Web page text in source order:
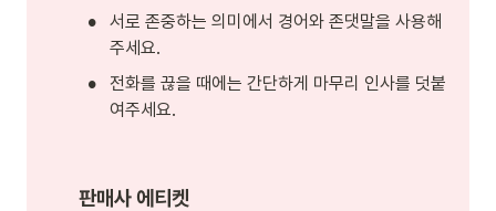
•
서로 존중하는 의미에서 경어와 존댓말을 사용해
주세요.
•
전화를 끊을 때에는 간단하게 마무리 인사를 덧붙
여주세요.
판매사 에티켓